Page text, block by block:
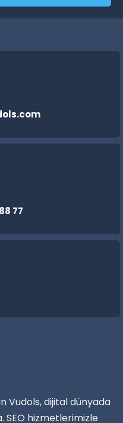
77
Vudols, dijital dünyada
SEO hizmetlerimizle